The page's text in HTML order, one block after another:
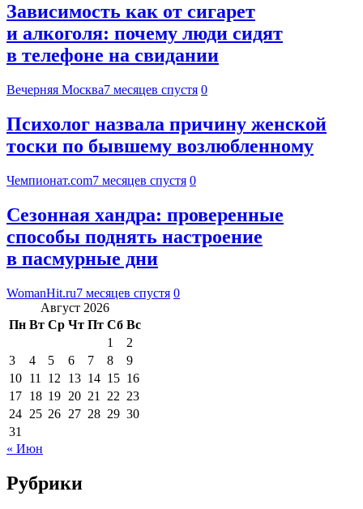
Зависимость как от сигарет
и алкоголя: почему люди сидят
в телефоне на свидании
Вечерняя Москва7 месяцев спустя 0
Психолог назвала причину женской
тоски по бывшему возлюбленному
Чемпионат.com7 месяцев спустя 0
Сезонная хандра: проверенные
способы поднять настроение
в пасмурные дни
WomanHit.ru7 месяцев спустя 0
Август 2026
Пн Вт Ср Чт Пт Сб Вс
1
2
3
4 5 6 7 8
9
10 11 12 13 14 15 16
17 18 19 20 21 22 23
24 25 26 27 28 29 30
31
« Июн
Рубрики